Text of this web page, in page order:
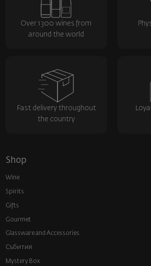
Over 1300 wines from
around the world
Fast delivery throughout
the country
Shop
Wine
Spirits
Gifts
Gourmet
Glassware and Аccessories
Събития
Mystery Box